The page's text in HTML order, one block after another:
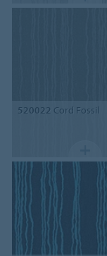
520022 Cord Fossil